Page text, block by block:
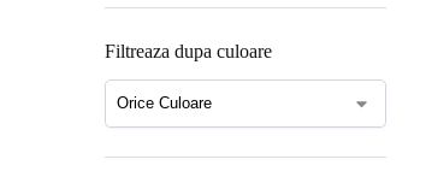
Filtreaza dupa culoare